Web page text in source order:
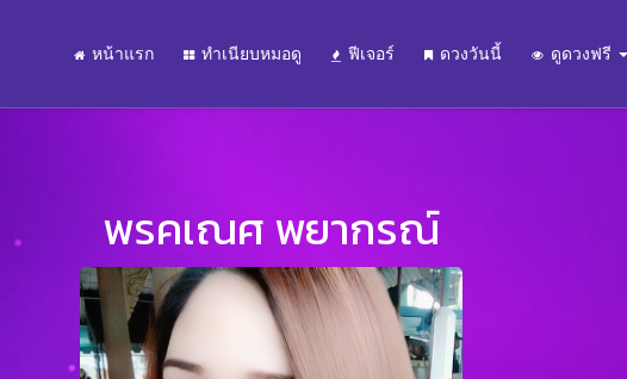
หน้าแรก ทำเนียบหมอดู ฟีเจอร์ ดวงวันนี้ ดูดวงฟรี
พรคเณศ พยากรณ์